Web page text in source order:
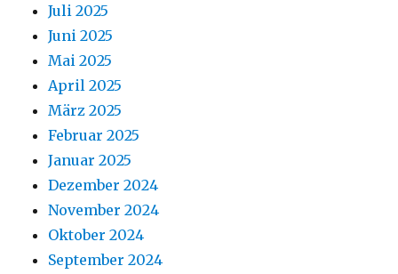
Juli 2025
Juni 2025
Mai 2025
April 2025
März 2025
Februar 2025
Januar 2025
Dezember 2024
November 2024
Oktober 2024
September 2024